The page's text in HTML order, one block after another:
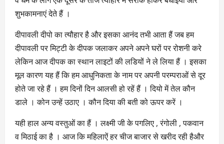
शुभकामनाएं देते हैं ।
दीपावली दीपो का त्यौहार है और इसका आनंद तभी आता हैं जब हम
दीपावली पर मिट्टी के दीपक जलाकर अपने अपने घरों पर रोशनी करे
लेकिन आज दीपक का स्थान लाइटों की लडियों ने ले लिया हैं । इसका
मूल कारण यह हैं कि हम आधुनिकता के नाम पर अपनी परम्पराओं से दूर
होते जा रहे हैं । हम दिनों दिन आलसी हो रहें हैं । दियो में तेल कौन
डाले । कोन उन्हें उठाए । कौन दिया की बती को ऊपर करें ।
यही हाल अन्य वस्तुओं का हैं । लक्ष्मी जी के पगलिए , रंगोली , पकवान
व मिठाई का है । आज कि महिलाऐं हर चीज बाजार से खरीद रही हैऔर